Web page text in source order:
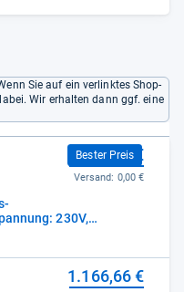
Sie auf ein verlinktes Shop-
Wir erhalten dann ggf. eine
230V,
Bester Preis
1.109,08 €
Versand: 0,00 €
1.166,66 €